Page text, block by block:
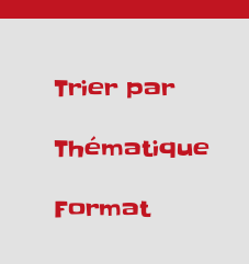
Trier par
Thématique
Format